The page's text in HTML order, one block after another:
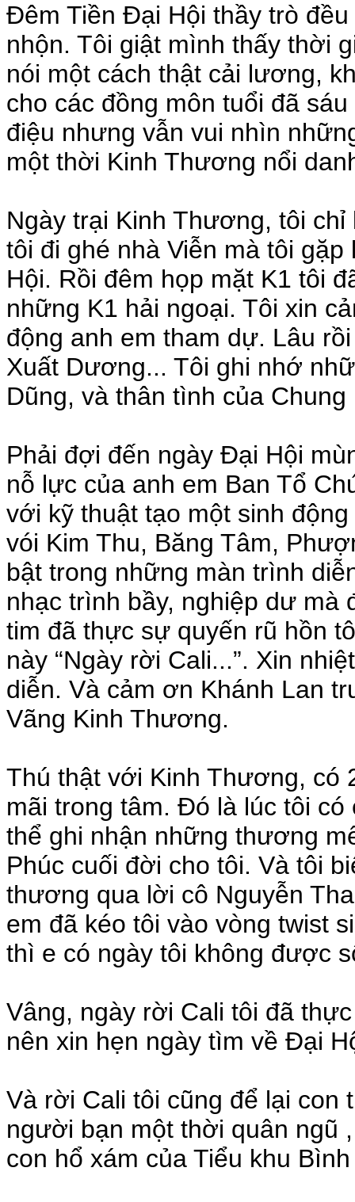
Đêm Tiền Đại Hội thầy trò
nhộn. Tôi giật mình thấy thời
nói một cách thật cải lương,
cho các đồng môn tuổi đã
điệu nhưng vẫn vui nhìn
một thời Kinh Thương nổi
Ngày trại Kinh Thương, tôi
tôi đi ghé nhà Viễn mà tôi
Hội. Rồi đêm họp mặt K1 tôi
những K1 hải ngoại. Tôi xin
động anh em tham dự. Lâu
Xuất Dương... Tôi ghi nhớ
Dũng, và thân tình của Chung
Phải đợi đến ngày Đại Hội
nỗ lực của anh em Ban Tổ
với kỹ thuật tạo một sinh
vói Kim Thu, Băng Tâm,
bật trong những màn trình
nhạc trình bầy, nghiệp dư mà
tim đã thực sự quyến rũ hồn
này “Ngày rời Cali...”. Xin
diễn. Và cảm ơn Khánh Lan
Vãng Kinh Thương.
Thú thật với Kinh Thương, có
mãi trong tâm. Đó là lúc tôi
thể ghi nhận những thương
Phúc cuối đời cho tôi. Và tôi
thương qua lời cô Nguyễn
em đã kéo tôi vào vòng twist
thì e có ngày tôi không được
Vâng, ngày rời Cali tôi đã
nên xin hẹn ngày tìm về Đại
Và rời Cali tôi cũng để lại con
người bạn một thời quân ngũ
con hổ xám của Tiểu khu